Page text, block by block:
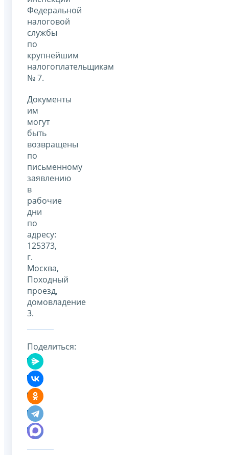
Федеральной
налоговой
службы
по
крупнейшим
налогоплательщикам
№ 7.
Документы
им
могут
быть
возвращены
по
письменному
заявлению
в
рабочие
дни
по
адресу:
125373,
г.
Москва,
Походный
проезд,
домовладение
3.
Поделиться: